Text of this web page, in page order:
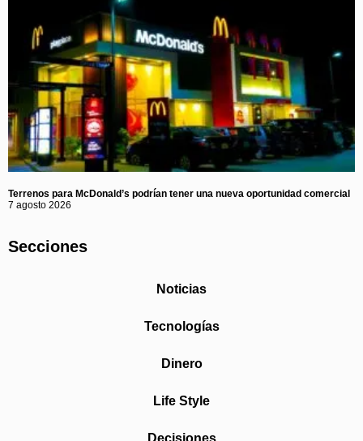
Terrenos para McDonald’s podrían tener una nueva oportunidad comercial
7 agosto 2026
Secciones
Noticias
Tecnologías
Dinero
Life Style
Decisiones